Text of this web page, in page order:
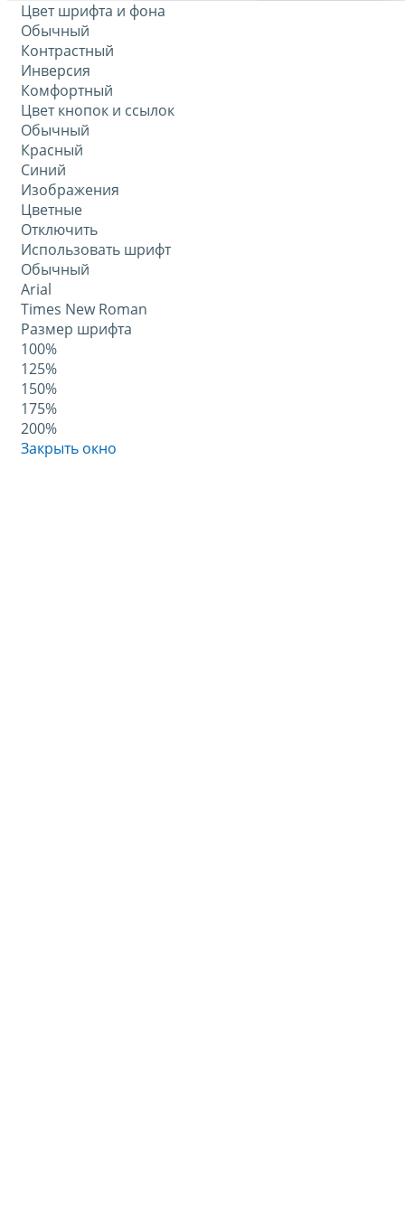
Цвет шрифта и фона
Обычный
Контрастный
Инверсия
Комфортный
Цвет кнопок и ссылок
Обычный
Красный
Синий
Изображения
Цветные
Отключить
Использовать шрифт
Обычный
Arial
Times New Roman
Размер шрифта
100%
125%
150%
175%
200%
Закрыть окно